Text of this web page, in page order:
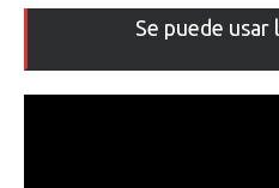
Se puede usar